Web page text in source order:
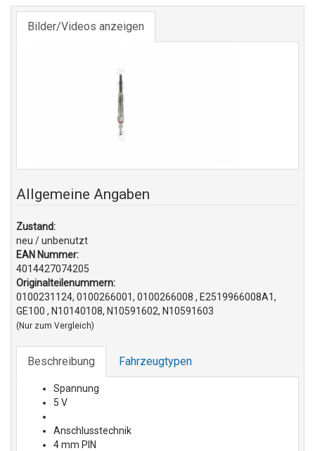
Bilder/Videos anzeigen
Allgemeine Angaben
Zustand:
neu / unbenutzt
EAN Nummer:
4014427074205
Originalteilenummern:
0100231124, 0100266001, 0100266008 , E2519966008A1,
GE100 , N10140108, N10591602, N10591603
(Nur zum Vergleich)
Beschreibung Fahrzeugtypen
Spannung
5 V
Anschlusstechnik
4 mm PIN